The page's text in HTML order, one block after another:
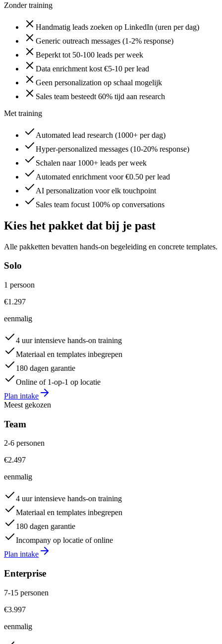
Zonder training
Handmatig leads zoeken op LinkedIn (uren per dag)
Generic outreach messages (1-2% response)
Beperkt tot 50-100 leads per week
Data enrichment kost €5-10 per lead
Geen personalization op schaal mogelijk
Sales team besteedt 60% tijd aan research
Met training
Automated lead research (1000+ per dag)
Hyper-personalized messages (10-20% response)
Schalen naar 1000+ leads per week
Automated enrichment voor €0.50 per lead
AI personalization voor elk touchpoint
Sales team focust 100% op conversations
Kies het pakket dat bij je past
Alle pakketten bevatten hands-on begeleiding en concrete templates.
Solo
1 persoon
€1.297
eenmalig
4 uur intensieve hands-on training
Materiaal en templates inbegrepen
180 dagen garantie
Online of 1-op-1 op locatie
Plan intake
Meest gekozen
Team
2-6 personen
€2.497
eenmalig
4 uur intensieve hands-on training
Materiaal en templates inbegrepen
180 dagen garantie
Incompany op locatie of online
Plan intake
Enterprise
7-15 personen
€3.997
eenmalig